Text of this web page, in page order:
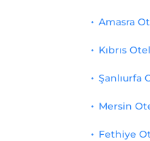
Amasra
Kıbrıs
Şanlıurfa
Mersin
Fethiye